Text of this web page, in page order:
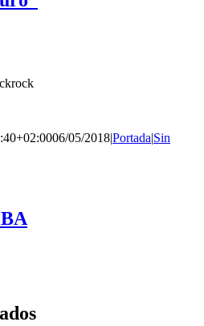
06/05/2018|Portada|Sin